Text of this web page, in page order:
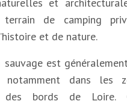
de camping
et de nature.
sauvage est
notamment dans les
des bords de Loire.